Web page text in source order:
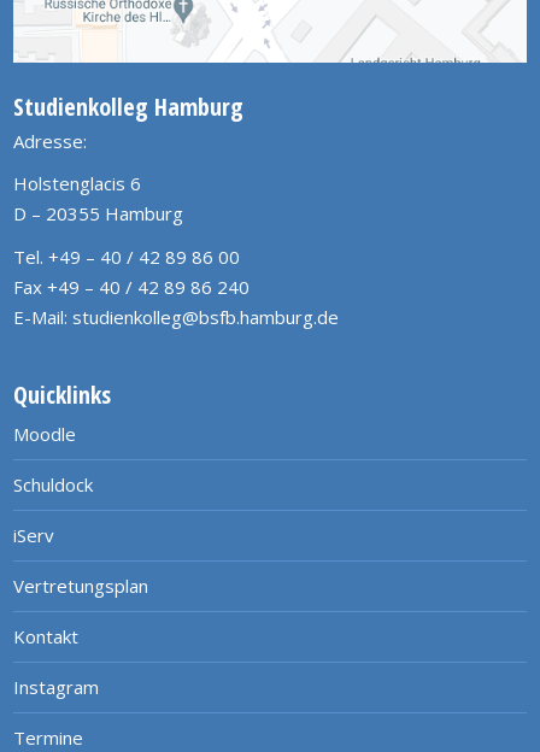
Studienkolleg Hamburg
Adresse:
Holstenglacis 6
D – 20355 Hamburg
Tel. +49 – 40 / 42 89 86 00
Fax +49 – 40 / 42 89 86 240
E-Mail: studienkolleg@bsfb.hamburg.de
Quicklinks
Moodle
Schuldock
iServ
Vertretungsplan
Kontakt
Instagram
Termine